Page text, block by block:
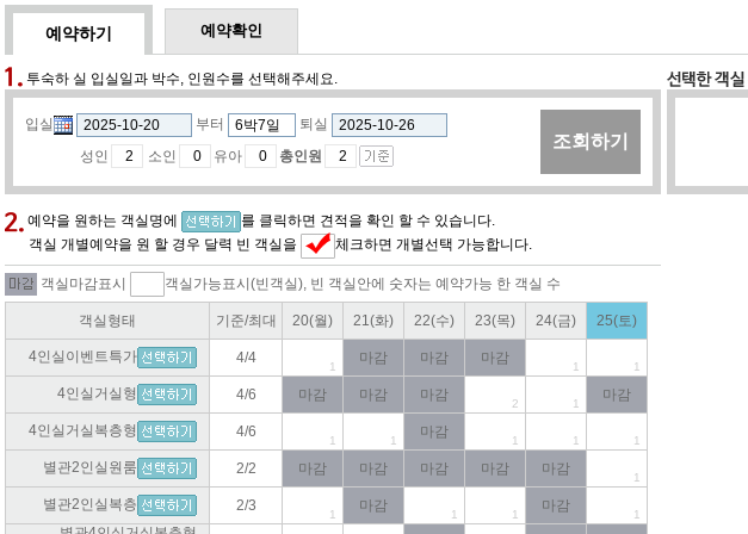
예약하기 예약확인
투숙하 실 입실일과 박수, 인원수를 선택해주세요.
입실 부터
퇴실
성인
소인 유아 총인원
조회하기
예약을 원하는 객실명에
를 클릭하면 견적을 확인 할 수 있습니다.
객실 개별예약을 원 할 경우 달력 빈 객실을
체크하면 개별선택 가능합니다.
객실마감표시 객실가능표시(빈객실), 빈 객실안에 숫자는 예약가능 한 객실 수
객실형태 기준/최대 20(월) 21(화) 22(수) 23(목) 24(금) 25(토)
4인실이벤트특가 4/4
1
마감 마감 마감
1 1
4인실거실형 4/6 마감 마감 마감
2 1
마감
4인실거실복층형 4/6
1 1
마감
1 1 1
별관2인실원룸 2/2 마감 마감 마감 마감 마감
1
별관2인실복층 2/3
1
마감
1 1
마감
1